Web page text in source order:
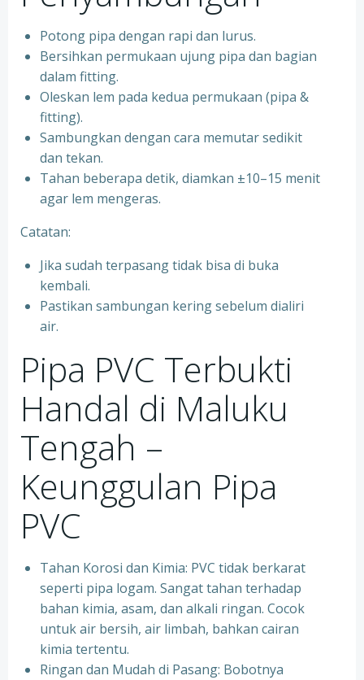
Potong pipa dengan rapi dan lurus.
Bersihkan permukaan ujung pipa dan bagian
dalam fitting.
Oleskan lem pada kedua permukaan (pipa &
fitting).
Sambungkan dengan cara memutar sedikit
dan tekan.
Tahan beberapa detik, diamkan ±10–15 menit
agar lem mengeras.
Catatan:
Jika sudah terpasang tidak bisa di buka
kembali.
Pastikan sambungan kering sebelum dialiri
air.
Pipa PVC Terbukti
Handal di Maluku
Tengah –
Keunggulan Pipa
PVC
Tahan Korosi dan Kimia: PVC tidak berkarat
seperti pipa logam. Sangat tahan terhadap
bahan kimia, asam, dan alkali ringan. Cocok
untuk air bersih, air limbah, bahkan cairan
kimia tertentu.
Ringan dan Mudah di Pasang: Bobotnya